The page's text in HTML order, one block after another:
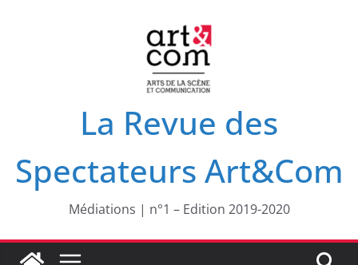
La Revue des
Spectateurs Art&Com
Médiations | n°1 – Edition 2019-2020